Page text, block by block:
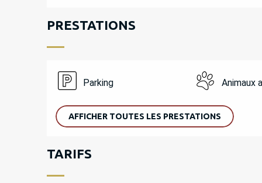
PRESTATIONS
Parking Animaux
AFFICHER TOUTES LES PRESTATIONS
TARIFS